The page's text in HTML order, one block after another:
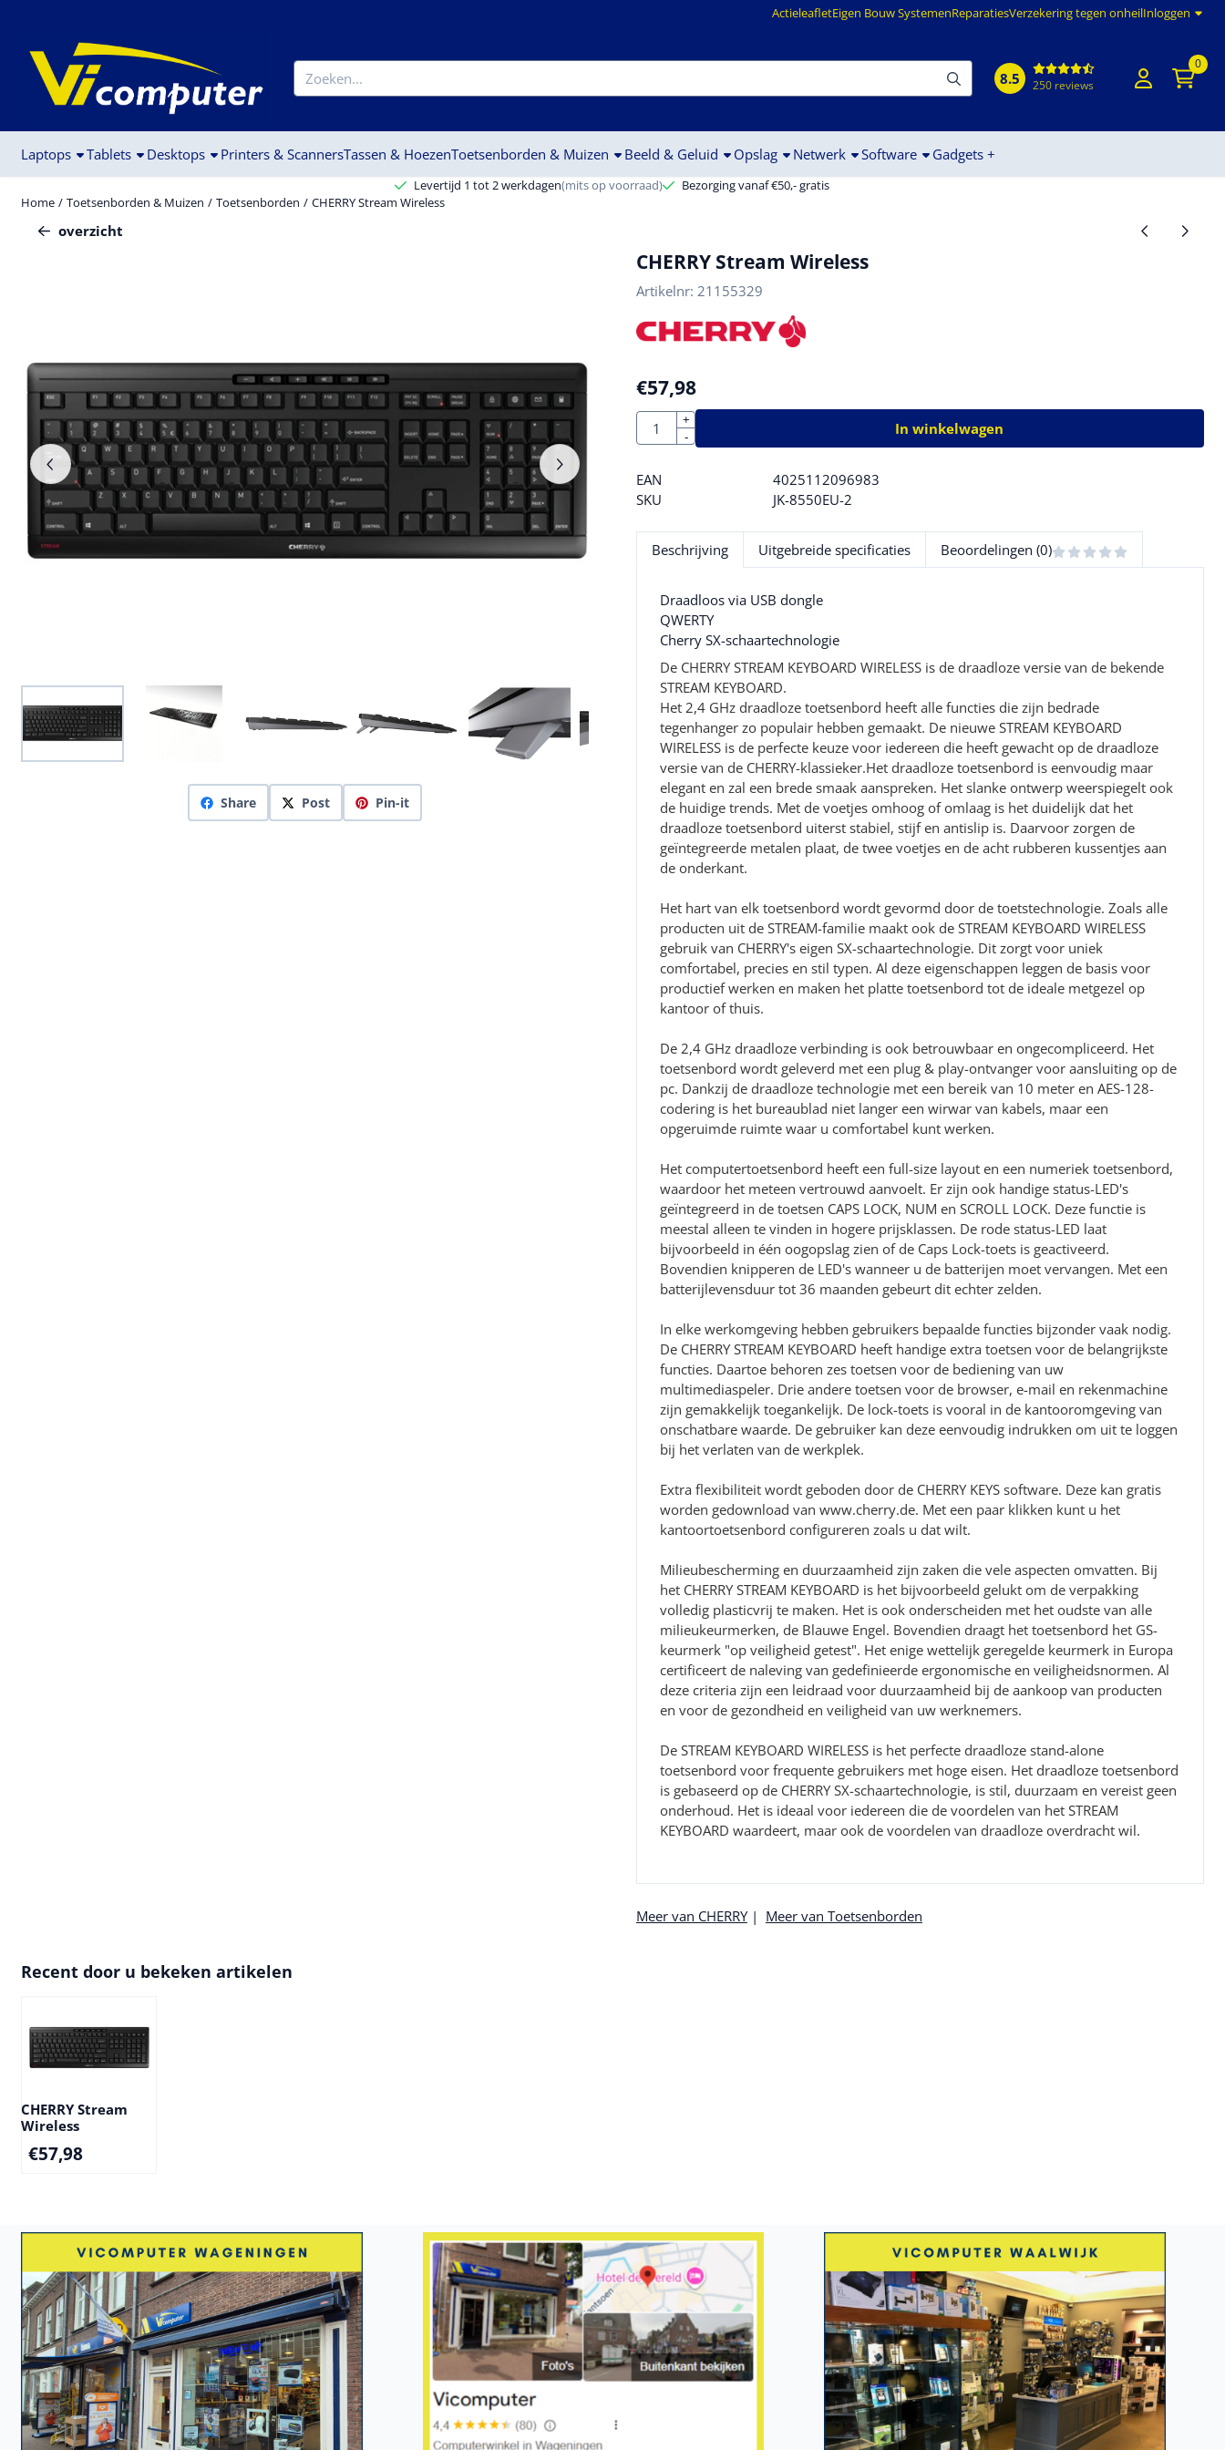
ActieleafletEigen Bouw SystemenReparatiesVerzekering tegen onheilInloggen
Zoeken
8.5 250 reviews
0
Laptops Tablets Desktops Printers & ScannersTassen & HoezenToetsenborden & Muizen Beeld & Geluid Opslag Netwerk Software Gadgets +
Levertijd 1 tot 2 werkdagen(mits op voorraad)
Bezorging vanaf €50,- gratis
Home / Toetsenborden & Muizen / Toetsenborden / CHERRY Stream Wireless
overzicht
Share Post Pin-it
CHERRY Stream Wireless
Artikelnr: 21155329
€57,98
Aantal
+
-
In winkelwagen
EAN
4025112096983
SKU
JK-8550EU-2
Beschrijving Uitgebreide specificaties Beoordelingen (0)
Draadloos via USB dongle
QWERTY
Cherry SX-schaartechnologie
De CHERRY STREAM KEYBOARD WIRELESS is de draadloze versie van de bekende
STREAM KEYBOARD.
Het 2,4 GHz draadloze toetsenbord heeft alle functies die zijn bedrade
tegenhanger zo populair hebben gemaakt. De nieuwe STREAM KEYBOARD
WIRELESS is de perfecte keuze voor iedereen die heeft gewacht op de draadloze
versie van de CHERRY-klassieker.Het draadloze toetsenbord is eenvoudig maar
elegant en zal een brede smaak aanspreken. Het slanke ontwerp weerspiegelt ook
de huidige trends. Met de voetjes omhoog of omlaag is het duidelijk dat het
draadloze toetsenbord uiterst stabiel, stijf en antislip is. Daarvoor zorgen de
geïntegreerde metalen plaat, de twee voetjes en de acht rubberen kussentjes aan
de onderkant.
Het hart van elk toetsenbord wordt gevormd door de toetstechnologie. Zoals alle
producten uit de STREAM-familie maakt ook de STREAM KEYBOARD WIRELESS
gebruik van CHERRY's eigen SX-schaartechnologie. Dit zorgt voor uniek
comfortabel, precies en stil typen. Al deze eigenschappen leggen de basis voor
productief werken en maken het platte toetsenbord tot de ideale metgezel op
kantoor of thuis.
De 2,4 GHz draadloze verbinding is ook betrouwbaar en ongecompliceerd. Het
toetsenbord wordt geleverd met een plug & play-ontvanger voor aansluiting op de
pc. Dankzij de draadloze technologie met een bereik van 10 meter en AES-128-
codering is het bureaublad niet langer een wirwar van kabels, maar een
opgeruimde ruimte waar u comfortabel kunt werken.
Het computertoetsenbord heeft een full-size layout en een numeriek toetsenbord,
waardoor het meteen vertrouwd aanvoelt. Er zijn ook handige status-LED's
geïntegreerd in de toetsen CAPS LOCK, NUM en SCROLL LOCK. Deze functie is
meestal alleen te vinden in hogere prijsklassen. De rode status-LED laat
bijvoorbeeld in één oogopslag zien of de Caps Lock-toets is geactiveerd.
Bovendien knipperen de LED's wanneer u de batterijen moet vervangen. Met een
batterijlevensduur tot 36 maanden gebeurt dit echter zelden.
In elke werkomgeving hebben gebruikers bepaalde functies bijzonder vaak nodig.
De CHERRY STREAM KEYBOARD heeft handige extra toetsen voor de belangrijkste
functies. Daartoe behoren zes toetsen voor de bediening van uw
multimediaspeler. Drie andere toetsen voor de browser, e-mail en rekenmachine
zijn gemakkelijk toegankelijk. De lock-toets is vooral in de kantooromgeving van
onschatbare waarde. De gebruiker kan deze eenvoudig indrukken om uit te loggen
bij het verlaten van de werkplek.
Extra flexibiliteit wordt geboden door de CHERRY KEYS software. Deze kan gratis
worden gedownload van www.cherry.de. Met een paar klikken kunt u het
kantoortoetsenbord configureren zoals u dat wilt.
Milieubescherming en duurzaamheid zijn zaken die vele aspecten omvatten. Bij
het CHERRY STREAM KEYBOARD is het bijvoorbeeld gelukt om de verpakking
volledig plasticvrij te maken. Het is ook onderscheiden met het oudste van alle
milieukeurmerken, de Blauwe Engel. Bovendien draagt het toetsenbord het GS-
keurmerk "op veiligheid getest". Het enige wettelijk geregelde keurmerk in Europa
certificeert de naleving van gedefinieerde ergonomische en veiligheidsnormen. Al
deze criteria zijn een leidraad voor duurzaamheid bij de aankoop van producten
en voor de gezondheid en veiligheid van uw werknemers.
De STREAM KEYBOARD WIRELESS is het perfecte draadloze stand-alone
toetsenbord voor frequente gebruikers met hoge eisen. Het draadloze toetsenbord
is gebaseerd op de CHERRY SX-schaartechnologie, is stil, duurzaam en vereist geen
onderhoud. Het is ideaal voor iedereen die de voordelen van het STREAM
KEYBOARD waardeert, maar ook de voordelen van draadloze overdracht wil.
Meer van CHERRY| Meer van Toetsenborden
Recent door u bekeken artikelen
CHERRY Stream
Wireless
€57,98